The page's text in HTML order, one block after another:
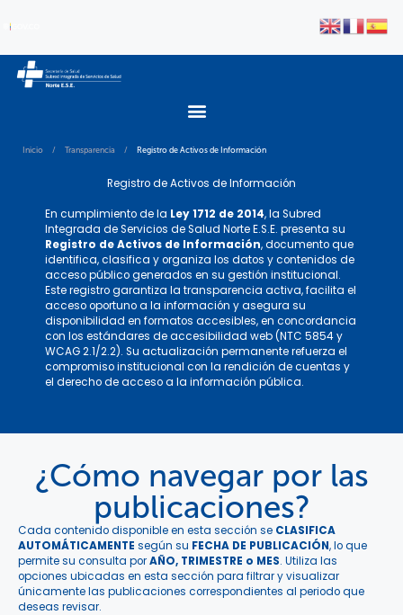
Inicio / Transparencia / Registro de Activos de Información
Registro de Activos de Información
En cumplimiento de la Ley 1712 de 2014, la Subred
Integrada de Servicios de Salud Norte E.S.E. presenta su
Registro de Activos de Información, documento que
identifica, clasifica y organiza los datos y contenidos de
acceso público generados en su gestión institucional.
Este registro garantiza la transparencia activa, facilita el
acceso oportuno a la información y asegura su
disponibilidad en formatos accesibles, en concordancia
con los estándares de accesibilidad web (NTC 5854 y
WCAG 2.1/2.2). Su actualización permanente refuerza el
compromiso institucional con la rendición de cuentas y
el derecho de acceso a la información pública.
¿Cómo navegar por las
publicaciones?
Cada contenido disponible en esta sección se CLASIFICA
AUTOMÁTICAMENTE según su FECHA DE PUBLICACIÓN, lo que
permite su consulta porAÑO, TRIMESTRE o MES. Utiliza las
opciones ubicadas en esta sección para filtrar y visualizar
únicamente las publicaciones correspondientes al periodo que
deseas revisar.